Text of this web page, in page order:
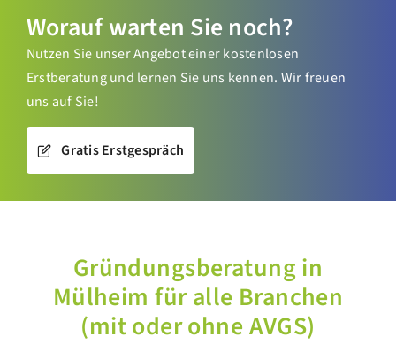
Worauf warten Sie noch?
Nutzen Sie unser Angebot einer kostenlosen
Erstberatung und lernen Sie uns kennen. Wir freuen
uns auf Sie!
Gratis Erstgespräch
Gründungsberatung in
Mülheim für alle Branchen
(mit oder ohne AVGS)